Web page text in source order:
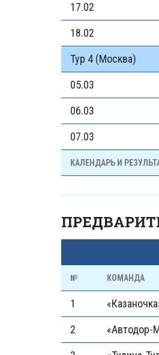
17.02
18.02
Тур 4 (Москва)
05.03
06.03
07.03
КАЛЕНДАРЬ И
№ КОМАНДА
1
2 «Автодор-